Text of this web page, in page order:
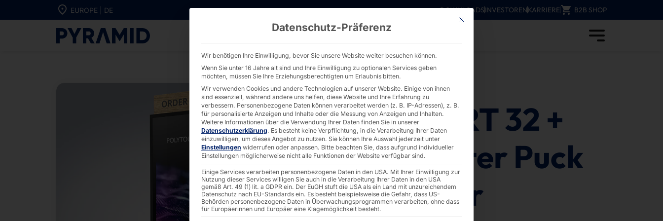
Direkt zum Inhalt wechseln
EUROPE | DE DOWNLOADSINVESTORENKARRIERE B2B SHOP
Ordering Kiosk mit Puck Dispenser - PASSPORT32 - Pyramid Computer
POLYTOUCH® + PLS
PASSPORT 32 +
integrierter Puck
Dispenser
Mit diesem Button wird der Dialog geschlossen. Seine Funktionalität
Datenschutz-Präferenz
Wir benötigen Ihre Einwilligung, bevor Sie unsere Website weiter besuchen können.
Wenn Sie unter 16 Jahre alt sind und Ihre Einwilligung zu optionalen Services geben
möchten, müssen Sie Ihre Erziehungsberechtigten um Erlaubnis bitten.
Wir verwenden Cookies und andere Technologien auf unserer Website. Einige von ihnen
sind essenziell, während andere uns helfen, diese Website und Ihre Erfahrung zu
verbessern. Personenbezogene Daten können verarbeitet werden (z. B. IP-Adressen), z. B.
für personalisierte Anzeigen und Inhalte oder die Messung von Anzeigen und Inhalten.
Weitere Informationen über die Verwendung Ihrer Daten finden Sie in unserer
Datenschutzerklärung. Es besteht keine Verpflichtung, in die Verarbeitung Ihrer Daten
einzuwilligen, um dieses Angebot zu nutzen. Sie können Ihre Auswahl jederzeit unter
Einstellungen widerrufen oder anpassen. Bitte beachten Sie, dass aufgrund individueller
Einstellungen möglicherweise nicht alle Funktionen der Website verfügbar sind.
Einige Services verarbeiten personenbezogene Daten in den USA. Mit Ihrer Einwilligung zur
Nutzung dieser Services willigen Sie auch in die Verarbeitung Ihrer Daten in den USA
gemäß Art. 49 (1) lit. a GDPR ein. Der EuGH stuft die USA als ein Land mit unzureichendem
Datenschutz nach EU-Standards ein. Es besteht beispielsweise die Gefahr, dass US-
Behörden personenbezogene Daten in Überwachungsprogrammen verarbeiten, ohne dass
für Europäerinnen und Europäer eine Klagemöglichkeit besteht.